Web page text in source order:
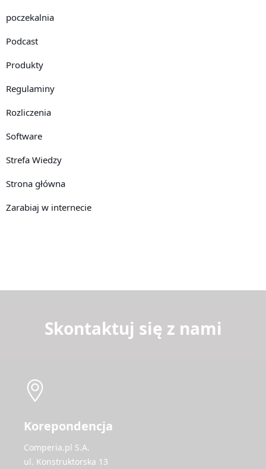
poczekalnia
Podcast
Produkty
Regulaminy
Rozliczenia
Software
Strefa Wiedzy
Strona główna
Zarabiaj w internecie
Skontaktuj się z nami
Korepondencja
Comperia.pl S.A.
ul. Konstruktorska 13